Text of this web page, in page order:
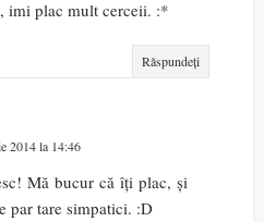
imi plac mult cerceii. :*
Răspundeți
2014 la 14:46
Mă bucur că îți plac, și
par tare simpatici. :D